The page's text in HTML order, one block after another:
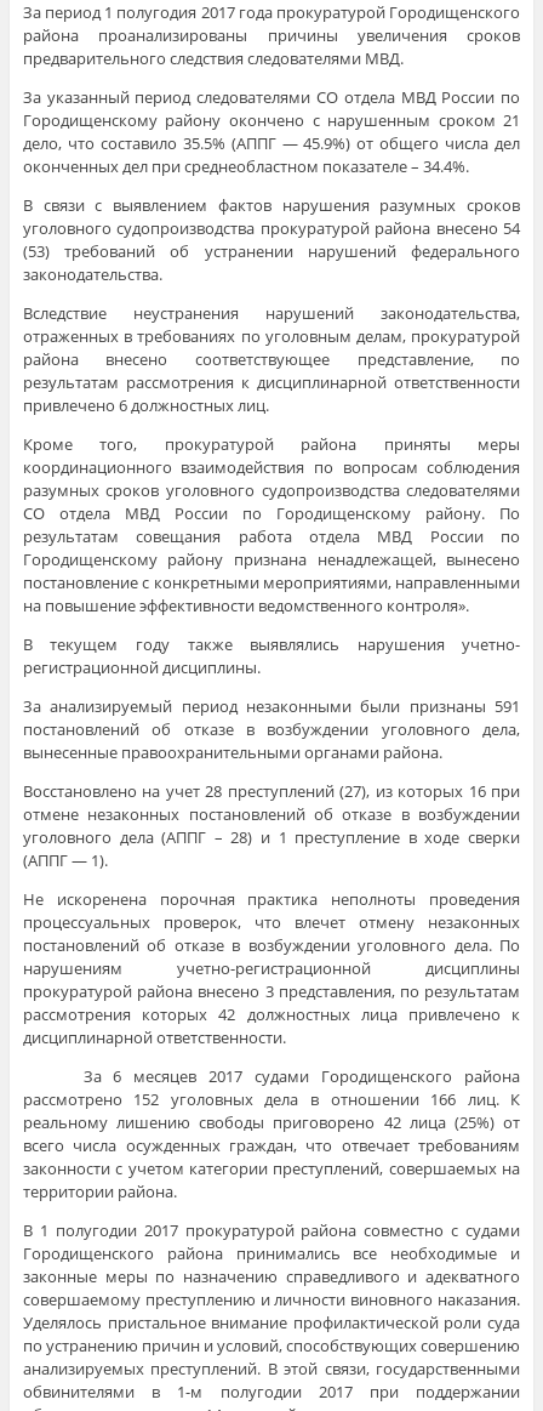
За период 1 полугодия 2017 года прокуратурой Городищенского
района проанализированы причины увеличения сроков
предварительного следствия следователями МВД.
За указанный период следователями СО отдела МВД России по
Городищенскому району окончено с нарушенным сроком 21
дело, что составило 35.5% (АППГ — 45.9%) от общего числа дел
оконченных дел при среднеобластном показателе – 34.4%.
В связи с выявлением фактов нарушения разумных сроков
уголовного судопроизводства прокуратурой района внесено 54
(53) требований об устранении нарушений федерального
законодательства.
Вследствие неустранения нарушений законодательства,
отраженных в требованиях по уголовным делам, прокуратурой
района внесено соответствующее представление, по
результатам рассмотрения к дисциплинарной ответственности
привлечено 6 должностных лиц.
Кроме того, прокуратурой района приняты меры
координационного взаимодействия по вопросам соблюдения
разумных сроков уголовного судопроизводства следователями
СО отдела МВД России по Городищенскому району. По
результатам совещания работа отдела МВД России по
Городищенскому району признана ненадлежащей, вынесено
постановление с конкретными мероприятиями, направленными
на повышение эффективности ведомственного контроля».
В текущем году также выявлялись нарушения учетно-
регистрационной дисциплины.
За анализируемый период незаконными были признаны 591
постановлений об отказе в возбуждении уголовного дела,
вынесенные правоохранительными органами района.
Восстановлено на учет 28 преступлений (27), из которых 16 при
отмене незаконных постановлений об отказе в возбуждении
уголовного дела (АППГ – 28) и 1 преступление в ходе сверки
(АППГ — 1).
Не искоренена порочная практика неполноты проведения
процессуальных проверок, что влечет отмену незаконных
постановлений об отказе в возбуждении уголовного дела. По
нарушениям учетно-регистрационной дисциплины
прокуратурой района внесено 3 представления, по результатам
рассмотрения которых 42 должностных лица привлечено к
дисциплинарной ответственности.
За 6 месяцев 2017 судами Городищенского района
рассмотрено 152 уголовных дела в отношении 166 лиц. К
реальному лишению свободы приговорено 42 лица (25%) от
всего числа осужденных граждан, что отвечает требованиям
законности с учетом категории преступлений, совершаемых на
территории района.
В 1 полугодии 2017 прокуратурой района совместно с судами
Городищенского района принимались все необходимые и
законные меры по назначению справедливого и адекватного
совершаемому преступлению и личности виновного наказания.
Уделялось пристальное внимание профилактической роли суда
по устранению причин и условий, способствующих совершению
анализируемых преступлений. В этой связи, государственными
обвинителями в 1-м полугодии 2017 при поддержании